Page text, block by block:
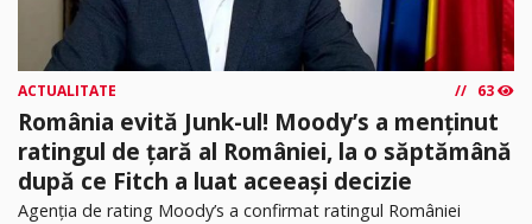
ACTUALITATE 63
România evită Junk-ul! Moody’s a menținut
ratingul de țară al României, la o săptămână
după ce Fitch a luat aceeași decizie
Agenția de rating Moody’s a confirmat ratingul României